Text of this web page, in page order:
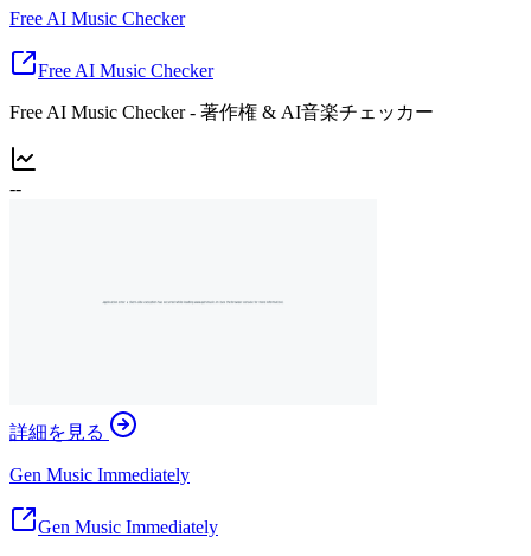
Free AI Music Checker
Free AI Music Checker
Free AI Music Checker - 著作権 & AI音楽チェッカー
--
詳細を見る
Gen Music Immediately
Gen Music Immediately